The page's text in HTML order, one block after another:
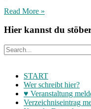
Read More »
Hier kannst du
START
Wer schreibt hier?
♥ Veranstaltung
Verzeichniseintrag